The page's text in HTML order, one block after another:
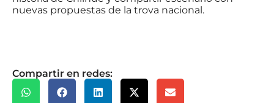
nuevas propuestas de la trova nacional.
Compartir en redes: